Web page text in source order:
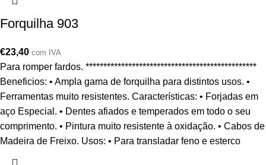
Forquilha 903
€23,40 com IVA
Para romper fardos. ************************************************
Beneficios: • Ampla gama de forquilha para distintos usos. •
Ferramentas muito resistentes. Características: • Forjadas em
aço Especial. • Dentes afiados e temperados em todo o seu
comprimento. • Pintura muito resistente à oxidação. • Cabos de
Madeira de Freixo. Usos: • Para transladar feno e esterco